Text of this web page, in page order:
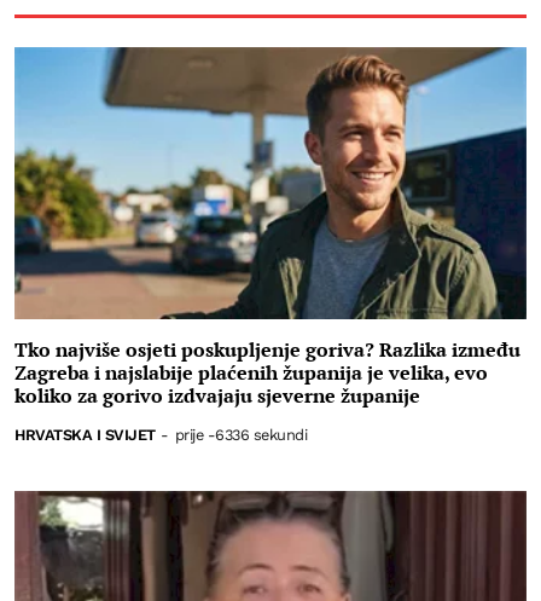
Tko najviše osjeti poskupljenje goriva? Razlika između
Zagreba i najslabije plaćenih županija je velika, evo
koliko za gorivo izdvajaju sjeverne županije
HRVATSKA I SVIJET - prije -6336 sekundi